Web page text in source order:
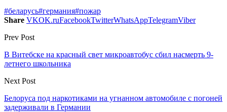
#беларусь#германия#пожар
Share VKOK.ruFacebookTwitterWhatsAppTelegramViber
Prev Post
В Витебске на красный свет микроавтобус сбил насмерть 9-
летнего школьника
Next Post
Белоруса под наркотиками на угнанном автомобиле с погоней
задерживали в Германии